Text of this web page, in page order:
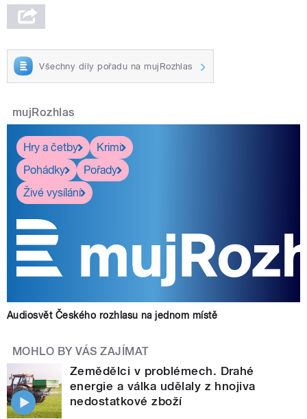
Všechny díly pořadu na mujRozhlas
mujRozhlas
Hry a četby
Krimi
Pohádky
Pořady
Živé vysílání
Audiosvět Českého rozhlasu na jednom místě
MOHLO BY VÁS ZAJÍMAT
Zemědělci v problémech. Drahé
energie a válka udělaly z hnojiva
nedostatkové zboží